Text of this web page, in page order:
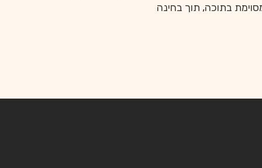
בתוכה, תוך בחינה